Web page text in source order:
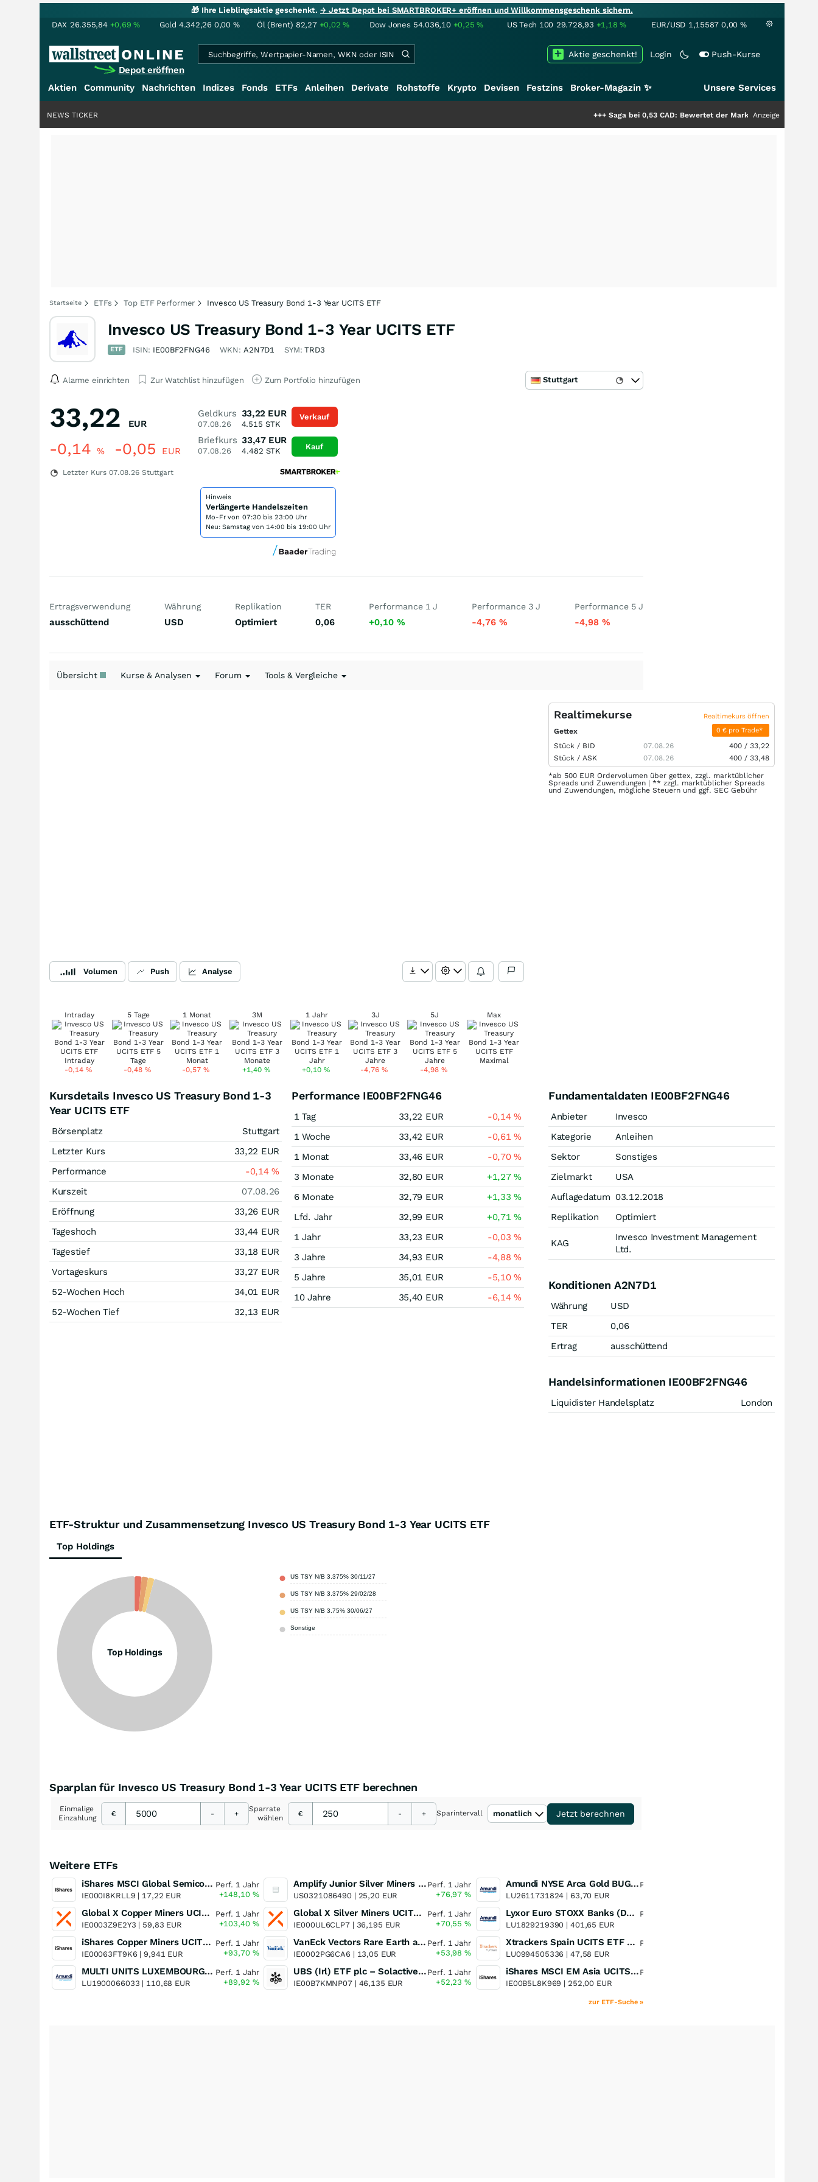
🎁 Ihre Lieblingsaktie geschenkt.→ Jetzt Depot bei SMARTBROKER+ eröffnen und Willkommensgeschenk sichern.
DAX 26.355,84 +0,69% Gold 4.342,26 0,00 % Öl (Brent) 82,27 +0,02% Dow Jones 54.036,10 +0,25% US Tech 100 29.728,93 +1,18% EUR/USD 1,15587 0,00 %
Depot eröffnen
Login Push-Kurse
Aktie geschenkt!
Aktien Community Nachrichten Indizes Fonds ETFs Anleihen Derivate Rohstoffe Krypto Devisen Festzins Broker-Magazin ✨ Unsere Services
Saga bei 0,53 CAD: Bewertet der Markt noch immer nur die Hälfte
Anzeige
NEWS TICKER
Startseite ETFs Top ETF Performer Invesco US Treasury Bond 1-3 Year UCITS ETF
Invesco US Treasury Bond 1-3 Year UCITS ETF
ETF ISIN: IE00BF2FNG46 WKN: A2N7D1 SYM:TRD3
Alarme einrichten Zur Watchlist hinzufügen Zum Portfolio hinzufügen Stuttgart
33,22 EUR
-0,14 % -0,05 EUR
Letzter Kurs 07.08.26 Stuttgart
Geldkurs
07.08.26
33,22 EUR
4.515 STK
Briefkurs
07.08.26
33,47 EUR
4.482 STK
Verkauf
Kauf
Hinweis
Verlängerte Handelszeiten
Mo-Fr von 07:30 bis 23:00 Uhr
Neu: Samstag von 14:00 bis 19:00 Uhr
Ertragsverwendung
ausschüttend
Währung
USD
Replikation
Optimiert
TER
0,06
Performance 1 J
+0,10%
Performance 3 J
-4,76%
Performance 5 J
-4,98 %
Übersicht Kurse & Analysen Forum Tools & Vergleiche
Volumen Push Analyse
Intraday
-0,14 %
5 Tage
-0,48 %
1 Monat
-0,57%
3M
+1,40 %
1 Jahr
+0,10 %
3J
-4,76%
5J
-4,98 %
Max
Realtimekurse Realtimekurs öffnen
Gettex 0 € pro Trade*
Stück / BID 07.08.26 400 / 33,22
Stück / ASK 07.08.26 400 / 33,48
*ab 500 EUR Ordervolumen über gettex, zzgl. marktüblicher
Spreads und Zuwendungen | ** zzgl. marktüblicher Spreads
und Zuwendungen, mögliche Steuern und ggf. SEC Gebühr
Kursdetails Invesco US Treasury Bond 1-3
Year UCITS ETF
Börsenplatz
Stuttgart
Letzter Kurs
33,22 EUR
Performance
-0,14%
Kurszeit
07.08.26
Eröffnung
33,26 EUR
Tageshoch
33,44 EUR
Tagestief
33,18 EUR
Vortageskurs
33,27 EUR
52-Wochen Hoch
34,01 EUR
52-Wochen Tief
32,13 EUR
Performance IE00BF2FNG46
1 Tag 33,22 EUR -0,14%
1 Woche
33,42 EUR -0,61%
1 Monat
33,46 EUR -0,70%
3 Monate
32,80 EUR +1,27%
6 Monate
32,79 EUR +1,33%
Lfd. Jahr
32,99 EUR +0,71%
1 Jahr
33,23 EUR -0,03%
3 Jahre
34,93 EUR -4,88%
5 Jahre
35,01 EUR -5,10%
10 Jahre
35,40 EUR -6,14%
ETF-Struktur und Zusammensetzung Invesco US Treasury Bond 1-3 Year UCITS ETF
Top Holdings
Top Holdings
US TSY N/B 3.375% 30/11/27
US TSY N/B 3.375% 29/02/28
US TSY N/B 3.75% 30/06/27
Sonstige
Fundamentaldaten IE00BF2FNG46
Anbieter
Invesco
Kategorie
Anleihen
Sektor
Sonstiges
Zielmarkt
USA
Auflagedatum 03.12.2018
Replikation
Optimiert
KAG
Invesco Investment Management
Ltd.
Konditionen A2N7D1
Währung
USD
TER
0,06
Ertrag
ausschüttend
Handelsinformationen IE00BF2FNG46
Liquidister Handelsplatz London
Sparplan für Invesco US Treasury Bond 1-3 Year UCITS ETF berechnen
Einmalige
Einzahlung
€ - +
Sparrate
wählen
€ - + Sparintervall monatlich Jetzt berechnen
Weitere ETFs
iShares MSCI Global Semiconductors UCITS ETF USD (Acc)
IE000I8KRLL9 | 17,22 EUR
Perf. 1 Jahr
+148,10 %
Global X Copper Miners UCITS ETF USD Acc
IE0003Z9E2Y3 | 59,83 EUR
Perf. 1 Jahr
+103,40 %
iShares Copper Miners UCITS ETF
IE00063FT9K6 |9,941 EUR
Perf. 1 Jahr
+93,70 %
MULTI UNITS LUXEMBOURG - Lyxor MSCI Semiconductors ESG Filtered
LU1900066033 | 110,68 EUR
Perf. 1 Jahr
+89,92 %
Amplify Junior Silver Miners ETF Junior Silver Miners ETF
US0321086490 | 25,20 EUR
Perf. 1 Jahr
+76,97%
Global X Silver Miners UCITS ETF
IE000UL6CLP7 | 36,195 EUR
Perf. 1 Jahr
+70,55%
VanEck Vectors Rare Earth and Strategic Metals UCITS ETF
IE0002PG6CA6 | 13,05 EUR
Perf. 1 Jahr
+53,98%
UBS (Irl) ETF plc – Solactive Global Pure Gold Miners UCITS ETF - A Dis USD o.N.
IE00B7KMNP07 | 46,135 EUR
Perf. 1 Jahr
+52,23%
Amundi NYSE Arca Gold BUGS UCITS ETF Dist
LU2611731824 | 63,70 EUR
Perf. 1 Jahr
Lyxor Euro STOXX Banks (DR) UCITS ETF- Acc
LU1829219390 | 401,65 EUR
Perf. 1 Jahr
Xtrackers Spain UCITS ETF Distribution
LU0994505336 | 47,58 EUR
Perf. 1 Jahr
iShares MSCI EM Asia UCITS ETF
IE00B5L8K969 | 252,00 EUR
Perf. 1 Jahr
zur ETF-Suche »